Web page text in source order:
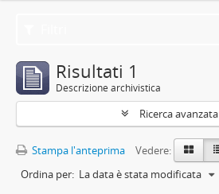
Risultati 1
Descrizione archivistica
Ricerca avanzata
Stampa l'anteprima
Vedere:
Ordina per: La data è stata modificata